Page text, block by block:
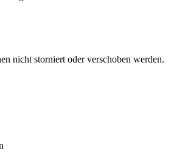
nicht storniert oder verschoben werden.